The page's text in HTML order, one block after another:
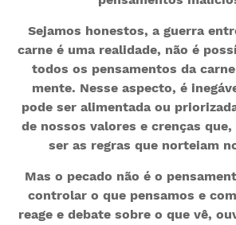
Sejamos honestos, a guerra
carne é uma realidade, não é
todos os pensamentos da
mente. Nesse aspecto, é
pode ser alimentada ou
de nossos valores e crenças que,
ser as regras que norteiam
Mas o pecado não é o
controlar o que pensamos e
reage e debate sobre o que vê,